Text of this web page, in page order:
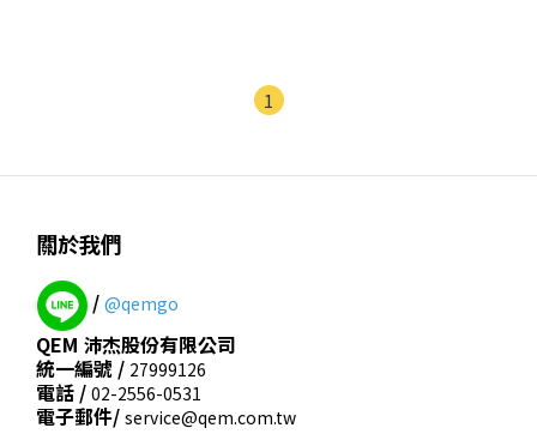
1
關於我們
/ @qemgo
QEM 沛杰股份有限公司
統一編號 / 27999126
電話 / 02-2556-0531
電子郵件/ service@qem.com.tw